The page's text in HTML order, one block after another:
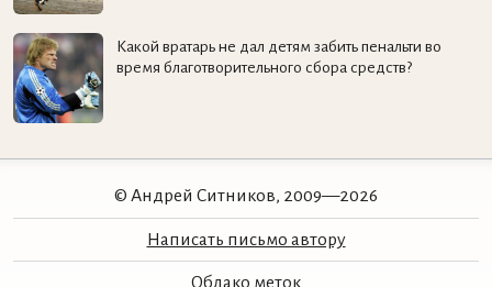
Какой вратарь не дал детям забить пенальти во
время благотворительного сбора средств?
© Андрей Ситников, 2009—2026
Написать письмо автору
Облако меток